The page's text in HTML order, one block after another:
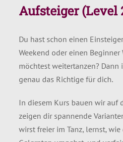
Aufsteiger (Level
Du hast schon einen
Weekend oder einen
möchtest weitertanzen? Dann
genau das Richtige für dich.
In diesem Kurs bauen wir auf
zeigen dir spannende
wirst freier im Tanz, lernst,